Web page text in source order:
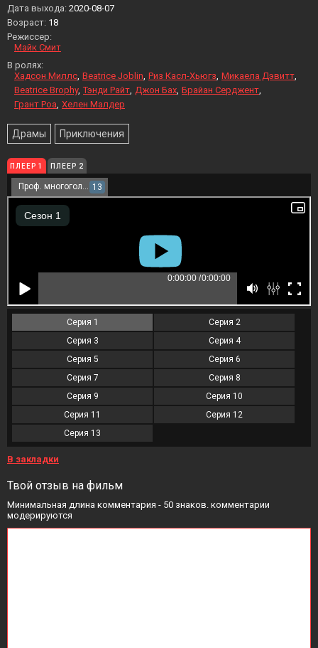
Дата выхода: 2020-08-07
Возраст: 18
Режиссер:
Майк Смит
В ролях:
Хадсон Миллс Beatrice Joblin Риз Касл-Хьюгз Микаела Дэвитт
Beatrice Brophy Тэнди Райт Джон Бах Брайан Серджент
Грант Роа Хелен Малдер
Драмы Приключения
ПЛЕЕР 1 ПЛЕЕР 2
Проф. многоголосый 13
Серия 1
Серия 2
Серия 3
Серия 4
Серия 5
Серия 6
Серия 7
Серия 8
Серия 9
Серия 10
Серия 11
Серия 12
Серия 13
В закладки
Твой отзыв на фильм
Минимальная длина комментария - 50 знаков. комментарии
модерируются